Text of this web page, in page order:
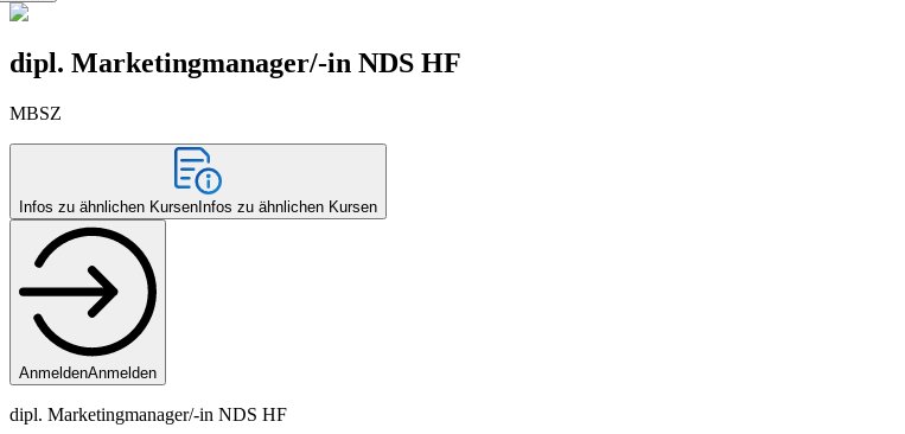
dipl. Marketingmanager/-in NDS HF
MBSZ
Infos zu ähnlichen Kursen Infos zu ähnlichen Kursen
AnmeldenAnmelden
dipl. Marketingmanager/-in NDS HF